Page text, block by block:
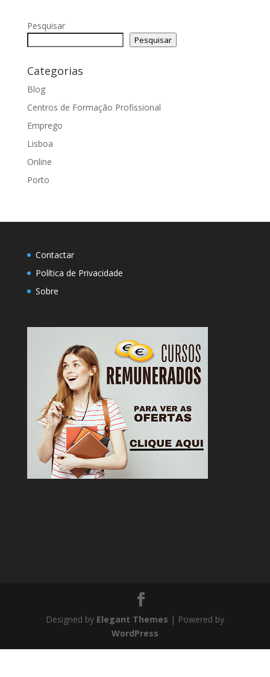
Pesquisar
Pesquisar
Categorias
Blog
Centros de Formação Profissional
Emprego
Lisboa
Online
Porto
Contactar
Política de Privacidade
Sobre
Designed by Elegant Themes | Powered by
WordPress